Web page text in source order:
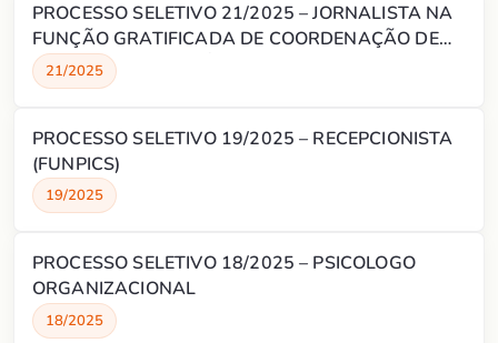
PROCESSO SELETIVO 21/2025 – JORNALISTA NA
FUNÇÃO GRATIFICADA DE COORDENAÇÃO DE
COMUNICAÇÃO E MÍDIA
21/2025
PROCESSO SELETIVO 19/2025 – RECEPCIONISTA
(FUNPICS)
19/2025
PROCESSO SELETIVO 18/2025 – PSICOLOGO
ORGANIZACIONAL
18/2025